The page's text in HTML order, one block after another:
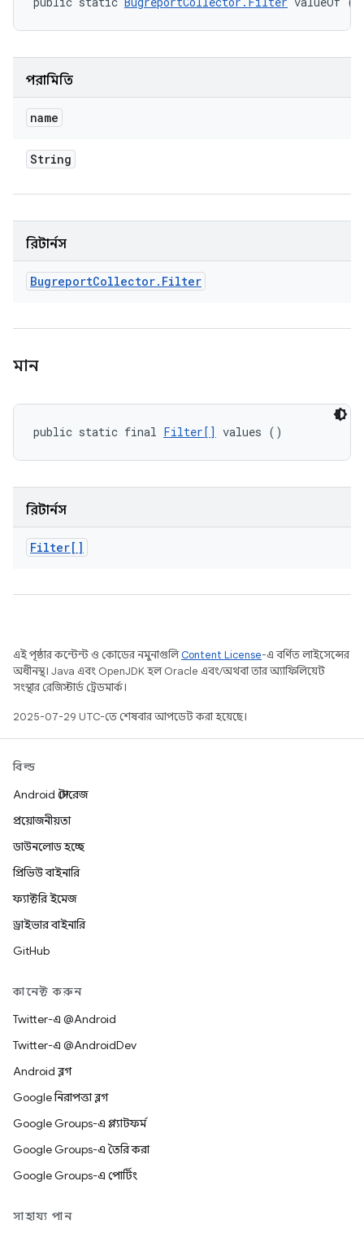
পরামিতি
name
String
রিটার্নস
BugreportCollector. Filter
মান
public static final Filter[] values ()
রিটার্নস
Filter[]
এই পৃষ্ঠার কন্টেন্ট ও কোডের নমুনাগুলিContent License-এ বর্ণিত লাইসেন্সের
অধীনস্থ। Java এবং OpenJDK হল Oracle এবং/অথবা তার অ্যাফিলিয়েট
সংস্থার রেজিস্টার্ড ট্রেডমার্ক।
2025-07-29 UTC-তে শেষবার আপডেট করা হয়েছে।
বিল্ড
Android স্টোরেজ
প্রয়োজনীয়তা
ডাউনলোড হচ্ছে
প্রিভিউ বাইনারি
ফ্যাক্টরি ইমেজ
ড্রাইভার বাইনারি
GitHub
কানেক্ট করুন
Twitter-এ @Android
Twitter-এ @AndroidDev
Android ব্লগ
Google নিরাপত্তা ব্লগ
Google Groups-এ প্ল্যাটফর্ম
Google Groups-এ তৈরি করা
Google Groups-এ পোর্টিং
সাহায্য পান